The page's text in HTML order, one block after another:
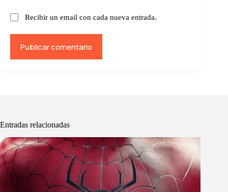
Recibir un email con cada nueva entrada.
Publicar comentario
Entradas relacionadas